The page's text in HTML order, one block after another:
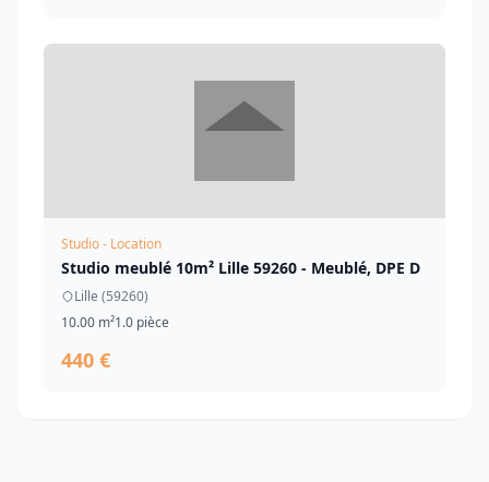
Studio - Location
Studio meublé 10m² Lille 59260 - Meublé, DPE D
Lille (59260)
10.00 m²1.0 pièce
440 €